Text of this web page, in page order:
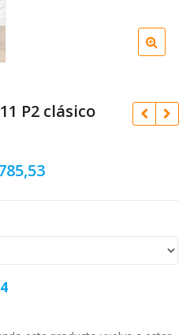
P2 clásico
was:
price
Current
is: